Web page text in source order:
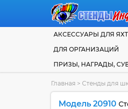
АКСЕССУАРЫ ДЛЯ
ДЛЯ ОРГАНИЗАЦИЙ
ПРИЗЫ, НАГРАДЫ,
Главная > Стенды для
Модель 20910